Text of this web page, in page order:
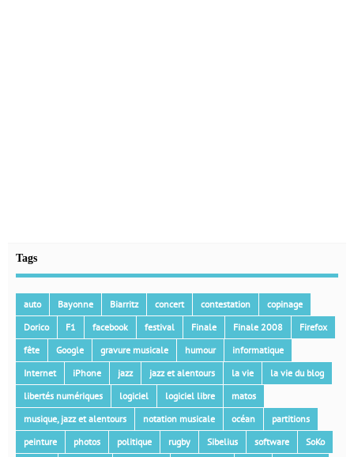
Tags
auto Bayonne Biarritz concert contestation
copinage
Dorico
F1 facebook festival Finale Finale 2008
Firefox
fête
Google gravure musicale humour
informatique
Internet
iPhone jazz jazz et alentours la vie
la vie du blog
libertés numériques
logiciel logiciel libre
matos
musique, jazz et alentours
notation musicale océan
partitions
peinture
photos politique rugby Sibelius software
SoKo